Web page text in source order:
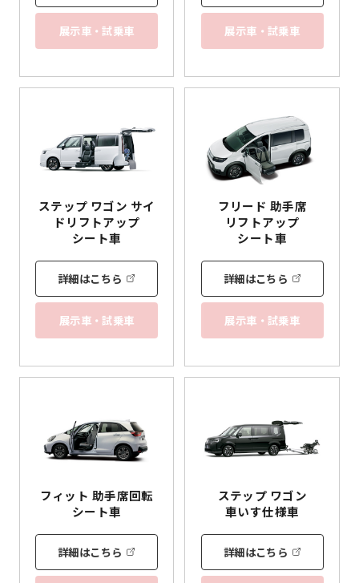
展示車・試乗車 展示車・試乗車
ステップ ワゴン サイ
ド リフトアップ
シート車
詳細はこちら
展示車・試乗車
フリード 助手席
リフトアップ
シート車
詳細はこちら
展示車・試乗車
フィット 助手席回転
シート車
詳細はこちら
ステップ ワゴン
車いす仕様車
詳細はこちら